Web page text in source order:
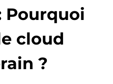
Pourquoi
cloud
?